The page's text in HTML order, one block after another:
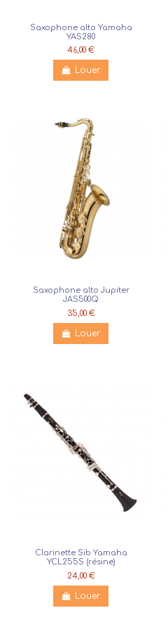
Saxophone alto Yamaha
YAS280
46,00 €
Louer
Saxophone alto Jupiter
JAS500Q
35,00 €
Louer
Clarinette Sib Yamaha
YCL255S (résine)
24,00 €
Louer